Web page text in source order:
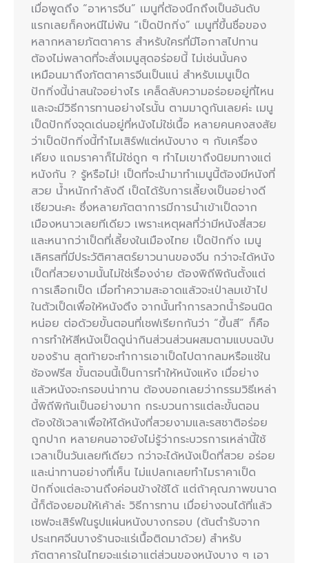
เมื่อพูดถึง “อาหารจีน” เมนูที่ต้องนึกถึงเป็นอันดับ
แรกเลยก็คงหนีไม่พ้น “เป็ดปักกิ่ง” เมนูที่ขึ้นชื่อของ
หลากหลายภัตตาคาร สำหรับใครที่มีโอกาสไปทาน
ต้องไม่พลาดที่จะสั่งเมนูสุดอร่อยนี้ ไม่เช่นนั้นคง
เหมือนมาถึงภัตตาคารจีนเป็นแน่ สำหรับเมนูเป็ด
ปักกิ่งนี้น่าสนใจอย่างไร เคล็ดลับความอร่อยอยู่ที่ไหน
และจะมีวิธีการทานอย่างไรนั้น ตามมาดูกันเลยค่ะ เมนู
เป็ดปักกิ่งจุดเด่นอยู่ที่หนังไม่ใช่เนื้อ หลายคนคงสงสัย
ว่าเป็ดปักกิ่งนี้ทำไมเสิร์ฟแต่หนังบาง ๆ กับเครื่อง
เคียง แถมราคาก็ไม่ใช่ถูก ๆ ทำไมเขาถึงนิยมทางแต่
หนังกัน ? รู้หรือไม่! เป็ดที่จะนำมาทำเมนูนี้ต้องมีหนังที่
สวย น้ำหนักกำลังดี เป็ดได้รับการเลี้ยงเป็นอย่างดี
เชียวนะคะ ซึ่งหลายภัตตาการมีการนำเข้าเป็ดจาก
เมืองหนาวเลยทีเดียว เพราะเหตุผลที่ว่ามีหนังสี่สวย
และหนากว่าเป็ดที่เลี้ยงในเมืองไทย เป็ดปักกิ่ง เมนู
เลิศรสที่มีประวัติศาสตร์ยาวนานของจีน กว่าจะได้หนัง
เป็ดที่สวยงามนั้นไม่ใช่เรื่องง่าย ต้องพิถีพิถันตั้งแต่
การเลือกเป็ด เมื่อทำความสะอาดแล้วจะเป่าลมเข้าไป
ในตัวเป็ดเพื่อให้หนังตึง จากนั้นทำการลวกน้ำร้อนนิด
หน่อย ต่อด้วยขั้นตอนที่เชฟเรียกกันว่า “ขึ้นสี” ก็คือ
การทำให้สีหนังเป็ดดูน่ากินส่วนส่วนผสมตามแบบฉบับ
ของร้าน สุดท้ายจะทำการเอาเป็ดไปตากลมหรือแช่ใน
ช้องฟรีส ขั้นตอนนี้เป็นการทำให้หนังแห้ง เมื่อย่าง
แล้วหนังจะกรอบน่าทาน ต้องบอกเลยว่ากรรมวิธีเหล่า
นี้พิถีพิกันเป็นอย่างมาก กระบวนการแต่ละขั้นตอน
ต้องใช้เวลาเพื่อให้ได้หนังที่สวยงามและรสชาติอร่อย
ถูกปาก หลายคนอาจยังไม่รู้ว่ากระบวรการเหล่านี้ใช้
เวลาเป็นวันเลยทีเดียว กว่าจะได้หนังเป็ดที่สวย อร่อย
และน่าทานอย่างที่เห็น ไม่แปลกเลยทำไมราคาเป็ด
ปักกิ่งแต่ละจานถึงค่อนข้างใช้ได้ แต่ถ้าคุณภาพขนาด
นี้ก็ต้องยอมให้เค้าล่ะ วิธีการทาน เมื่อย่างจนได้ที่แล้ว
เชฟจะเสิร์ฟในรูปแผ่นหนังบางกรอบ (ต้นตำรับจาก
ประเทศจีนบางร้านจะแร่เนื้อติดมาด้วย) สำหรับ
ภัตตาคารในไทยจะแร่เอาแต่ส่วนของหนังบาง ๆ เอา